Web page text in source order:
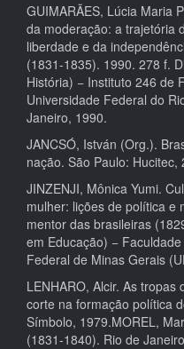
GUIMARÃES, Lúcia Maria
da moderação: a trajetória
liberdade e da
(1831-1835). 1990. 278 f.
História) − Instituto 246 de
Universidade Federal do
Janeiro, 1990.
JANCSÓ, István (Org.).
nação. São Paulo: Hucitec,
JINZENJI, Mônica Yumi.
mulher: lições de política e
mentor das brasileiras
em Educação) −
Federal de Minas Gerais
LENHARO, Alcir. As
corte na formação política
Símbolo, 1979.MOREL,
(1831-1840). Rio de